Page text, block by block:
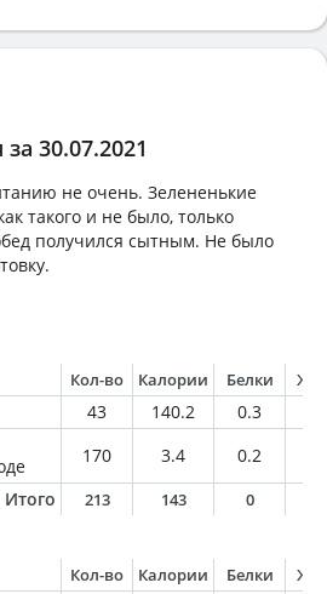
30.07.2021
не очень. Зелененькие
такого и не было, только
получился сытным. Не было
Кол-во Калории Белки
43 140.2 0.3
170 3.4 0.2
Итого
213 143 0
Кол-во Калории Белки